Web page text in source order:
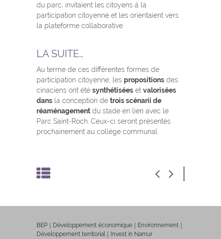
du parc, invitaient les citoyens à la
participation citoyenne et les orientaient vers
la plateforme collaborative.
LA SUITE…
Au terme de ces différentes formes de
participation citoyenne, les propositions des
cinaciens ont été synthétisées etvalorisées
dans la conception de trois scénarii de
réaménagement du stade en lien avec le
Parc Saint-Roch. Ceux-ci seront présentés
prochainement au collège communal.
BEP Développement économique
Environnement
Développement territorial
Invest in Namur